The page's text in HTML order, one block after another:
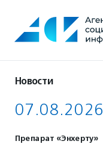
содержанию
Новости
07.08.2026
Препарат «Энхерту»